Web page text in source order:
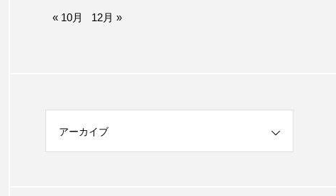
« 10月 12月 »
アーカイブ